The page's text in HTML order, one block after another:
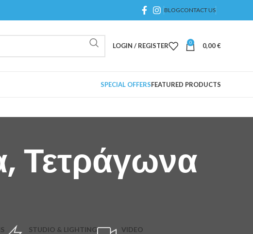
BLOGCONTACT US
LOGIN / REGISTER 0 0,00€
SPECIAL OFFERSFEATURED PRODUCTS
Τετράγωνα
STUDIO & LIGHTING
VIDEO